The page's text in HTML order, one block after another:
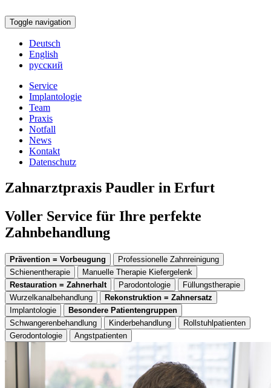
Toggle navigation
Deutsch
English
русский
Service
Implantologie
Team
Praxis
Notfall
News
Kontakt
Datenschutz
Zahnarztpraxis Paudler in Erfurt
Voller Service für Ihre perfekte
Zahnbehandlung
Prävention = Vorbeugung
Professionelle Zahnreinigung
Schienentherapie
Manuelle Therapie Kiefergelenk
Restauration = Zahnerhalt
Parodontologie
Füllungstherapie
Wurzelkanalbehandlung
Rekonstruktion = Zahnersatz
Implantologie
Besondere Patientengruppen
Schwangerenbehandlung
Kinderbehandlung
Rollstuhlpatienten
Gerodontologie
Angstpatienten